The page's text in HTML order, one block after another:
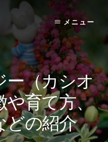
メニュー
ー（カシオ
や育て方、
どの紹介